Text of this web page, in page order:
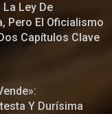
Ley De
Pero El Oficialismo
Capítulos Clave
Y Durísima